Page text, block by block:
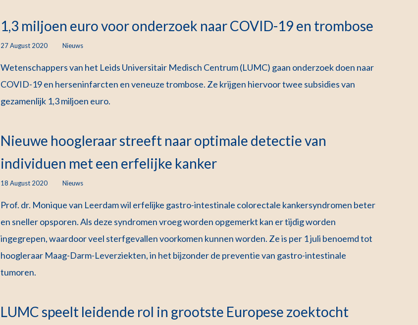
1,3 miljoen euro voor onderzoek naar COVID-19 en trombose
27 August 2020 Nieuws
Wetenschappers van het Leids Universitair Medisch Centrum (LUMC) gaan onderzoek doen naar
COVID-19 en herseninfarcten en veneuze trombose. Ze krijgen hiervoor twee subsidies van
gezamenlijk 1,3 miljoen euro.
Nieuwe hoogleraar streeft naar optimale detectie van
individuen met een erfelijke kanker
18 August 2020 Nieuws
Prof. dr. Monique van Leerdam wil erfelijke gastro-intestinale colorectale kankersyndromen beter
en sneller opsporen. Als deze syndromen vroeg worden opgemerkt kan er tijdig worden
ingegrepen, waardoor veel sterfgevallen voorkomen kunnen worden. Ze is per 1 juli benoemd tot
hoogleraar Maag-Darm-Leverziekten, in het bijzonder de preventie van gastro-intestinale
tumoren.
LUMC speelt leidende rol in grootste Europese zoektocht